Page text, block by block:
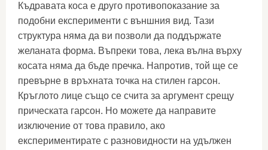
Къдравата коса е друго противопоказание за
подобни експерименти с външния вид. Тази
структура няма да ви позволи да поддържате
желаната форма. Въпреки това, лека вълна върху
косата няма да бъде пречка. Напротив, той ще се
превърне в връхната точка на стилен гарсон.
Кръглото лице също се счита за аргумент срещу
прическата гарсон. Но можете да направите
изключение от това правило, ако
експериментирате с разновидности на удължен